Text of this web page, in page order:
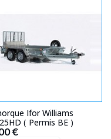
Ifor Williams
( Permis BE )
€